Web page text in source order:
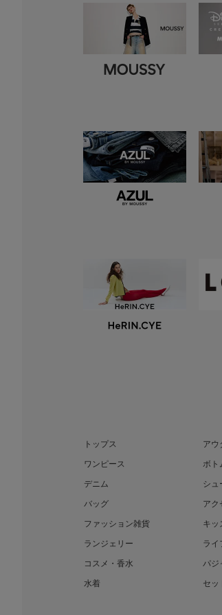
トップス
アウ
ワンピース
ボト
デニム
シュ
バッグ
アク
ファッション雑貨
キッ
ランジェリー
ライ
コスメ・香水
パジ
水着
セッ